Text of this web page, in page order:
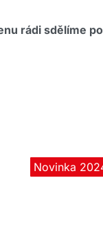
rádi sdělíme
Novinka